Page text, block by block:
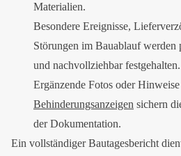
Materialien.
Besondere Ereignisse,
Störungen im Bauablauf werden
und nachvollziehbar festgehalten.
Ergänzende Fotos oder
Behinderungsanzeigen sichern
der Dokumentation.
Ein vollständiger Bautagesbericht